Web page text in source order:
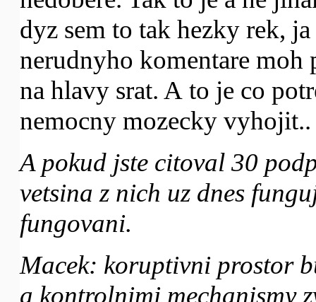
dyz sem to tak hezky rek,
nerudnyho komentare moh
na hlavy srat. A to je co
nemocny mozecky vyhojit..
A pokud jste citoval 30
vetsina z nich uz dnes
fungovani.
Macek: koruptivni prostor
a kontrolnimi mechanismy